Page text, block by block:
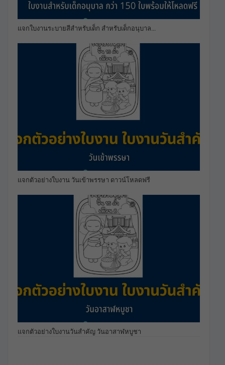
แจกใบงานระบายสีสำหรับเด็ก สำหรับเด็กอนุบาล…
แจกตัวอย่างใบงาน วันเข้าพรรษา ดาวน์โหลดฟรี
แจกตัวอย่างใบงานวันสำคัญ วันอาสาฬหบูชา